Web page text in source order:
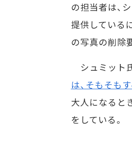
の担当者は、
提供している
の写真の削除
シュミット
は、そもそも
大人になると
をしている。